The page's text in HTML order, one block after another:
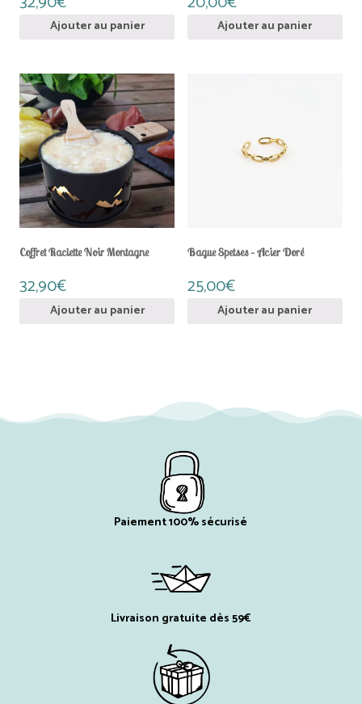
Ajouter au panier Ajouter au panier
Coffret Raclette Noir Montagne
32,90€
Ajouter au panier
Bague Spetses – Acier Doré
25,00€
Ajouter au panier
Paiement 100% sécurisé
Livraison gratuite dès 59€